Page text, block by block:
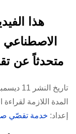
هذا
متحدثاً عن
تاريخ النشر 11 ديسمبر 2025 الساعة 14:30
المدة اللازمة لقراءة
إعداد: خدمة تقصّي صحّة